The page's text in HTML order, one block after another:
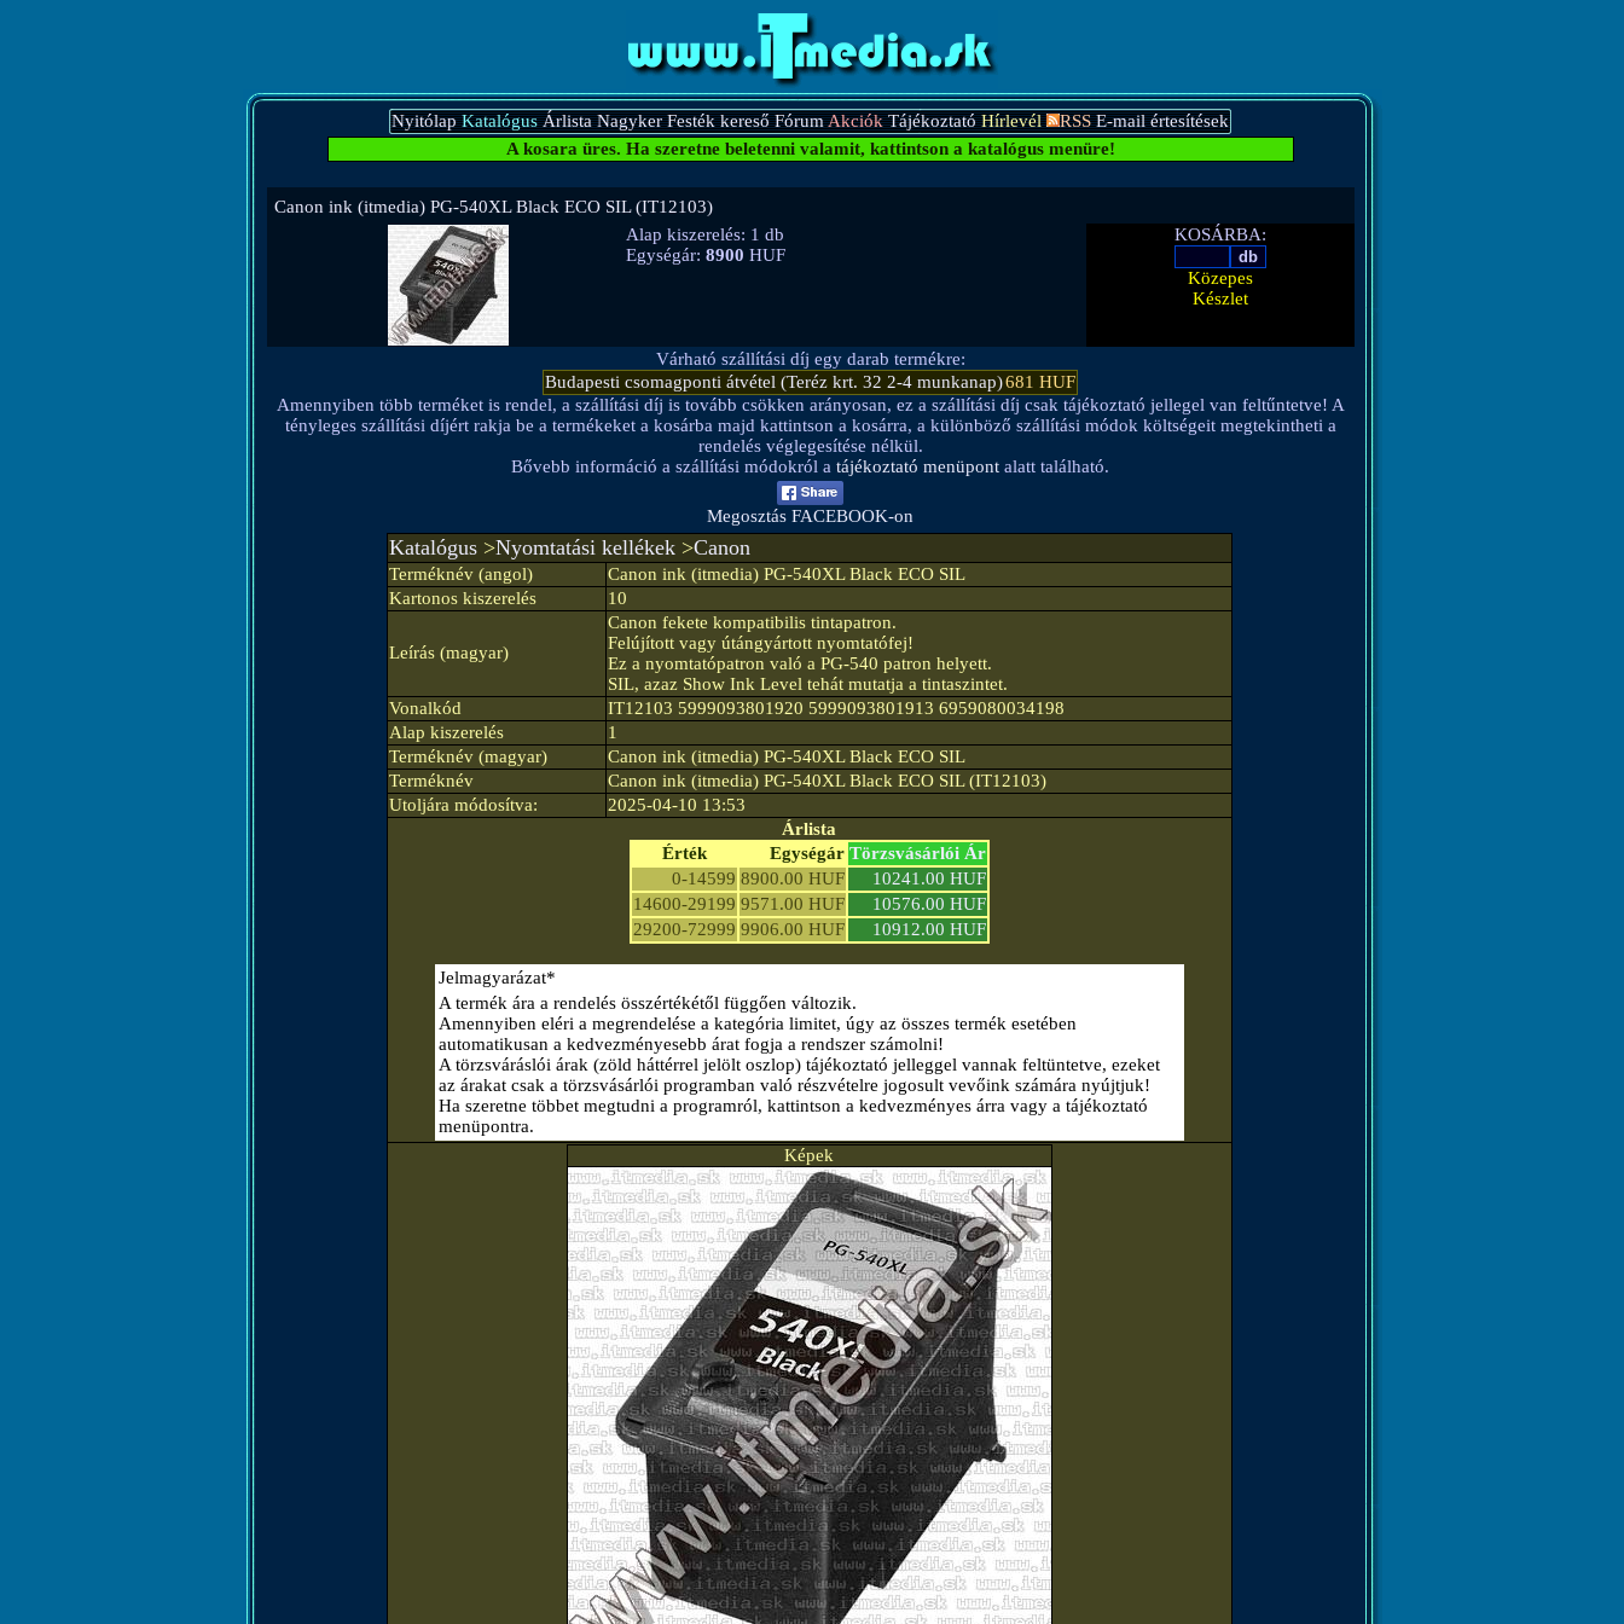
Nyitólap Katalógus Árlista Nagyker Festék kereső FórumAkciók Tájékoztató Hírlevél RSS E-mail értesítések
A kosara üres. Ha szeretne beletenni valamit, kattintson a katalógus menüre!
Canon ink (itmedia) PG-540XL Black ECO SIL (IT12103)
Alap kiszerelés: 1 db
Egységár: 8900 HUF
KOSÁRBA:
Közepes
Készlet
Várható szállítási díj egy darab termékre:
Budapesti csomagponti átvétel (Teréz krt. 32 2-4 munkanap)681 HUF
Amennyiben több terméket is rendel, a szállítási díj is tovább csökken arányosan, ez a szállítási díj csak tájékoztató jellegel van feltűntetve! A
tényleges szállítási díjért rakja be a termékeket a kosárba majd kattintson a kosárra, a különböző szállítási módok költségeit megtekintheti a
rendelés véglegesítése nélkül.
Bővebb információ a szállítási módokról a tájékoztató menüpont alatt található.
Megosztás FACEBOOK-on
Katalógus>Nyomtatási kellékek>Canon
Terméknév (angol)
Canon ink (itmedia) PG-540XL Black ECO SIL
Kartonos kiszerelés
10
Leírás (magyar)
Canon fekete kompatibilis tintapatron.
Felújított vagy útángyártott nyomtatófej!
Ez a nyomtatópatron való a PG-540 patron helyett.
SIL, azaz Show Ink Level tehát mutatja a tintaszintet.
Vonalkód
IT12103 5999093801920 5999093801913 6959080034198
Alap kiszerelés
1
Terméknév (magyar)
Canon ink (itmedia) PG-540XL Black ECO SIL
Terméknév
Canon ink (itmedia) PG-540XL Black ECO SIL (IT12103)
Utoljára módosítva:
2025-04-10 13:53
Árlista
Érték
Egységár Törzsvásárlói Ár
0-14599 8900.00 HUF
10241.00 HUF
14600-29199 9571.00 HUF
10576.00 HUF
29200-72999 9906.00 HUF 10912.00 HUF
Jelmagyarázat*
A termék ára a rendelés összértékétől függően változik.
Amennyiben eléri a megrendelése a kategória limitet, úgy az összes termék esetében
automatikusan a kedvezményesebb árat fogja a rendszer számolni!
A törzsváráslói árak (zöld háttérrel jelölt oszlop) tájékoztató jelleggel vannak feltüntetve, ezeket
az árakat csak a törzsvásárlói programban való részvételre jogosult vevőink számára nyújtjuk!
Ha szeretne többet megtudni a programról, kattintson a kedvezményes árra vagy a tájékoztató
menüpontra.
Képek